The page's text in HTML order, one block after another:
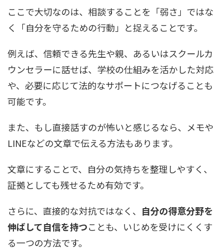
ここで大切なのは、相談することを「弱さ」ではな
く「自分を守るための行動」と捉えることです。
例えば、信頼できる先生や親、あるいはスクールカ
ウンセラーに話せば、学校の仕組みを活かした対応
や、必要に応じて法的なサポートにつなげることも
可能です。
また、もし直接話すのが怖いと感じるなら、メモや
LINEなどの文章で伝える方法もあります。
文章にすることで、自分の気持ちを整理しやすく、
証拠としても残せるため有効です。
さらに、直接的な対抗ではなく、 自分の得意分野を
伸ばして自信を持つことも、いじめを受けにくくす
る一つの方法です。